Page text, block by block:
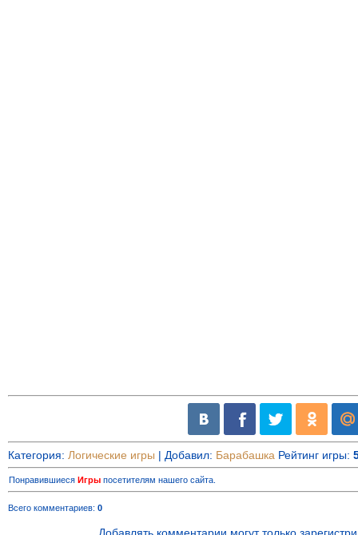
Категория: Логические игры | Добавил: Барабашка Рейтинг игры:
Понравившиеся Игры посетителям нашего сайта.
Всего комментариев: 0